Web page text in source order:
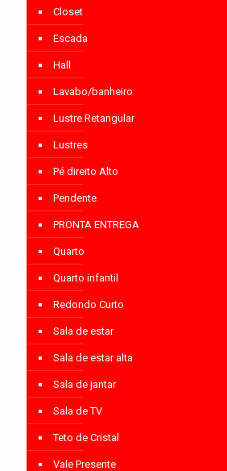
Closet
Escada
Hall
Lavabo/banheiro
Lustre Retangular
Lustres
Pé direito Alto
Pendente
PRONTA ENTREGA
Quarto
Quarto infantil
Redondo Curto
Sala de estar
Sala de estar alta
Sala de jantar
Sala de TV
Teto de Cristal
Vale Presente